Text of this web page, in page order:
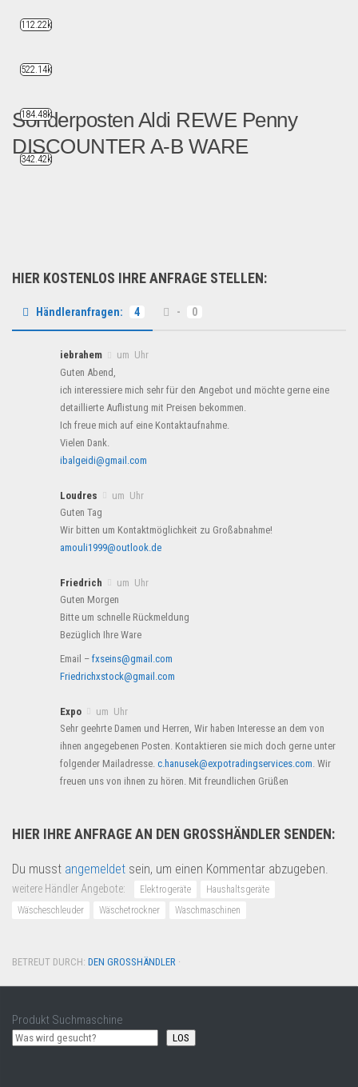
Sonderposten Aldi REWE Penny
DISCOUNTER A-B WARE
HIER KOSTENLOS IHRE ANFRAGE STELLEN:
Händleranfragen: 4 - 0
iebrahem
um Uhr
Guten Abend,
ich interessiere mich sehr für den Angebot und möchte gerne eine
detaillierte Auflistung mit Preisen bekommen.
Ich freue mich auf eine Kontaktaufnahme.
Vielen Dank.
ibalgeidi@gmail.com
Loudres
um Uhr
Guten Tag
Wir bitten um Kontaktmöglichkeit zu Großabnahme!
amouli1999@outlook.de
Friedrich
um Uhr
Guten Morgen
Bitte um schnelle Rückmeldung
Bezüglich Ihre Ware
Email – fxseins@gmail.com
Friedrichxstock@gmail.com
Expo
um Uhr
Sehr geehrte Damen und Herren, Wir haben Interesse an dem von
ihnen angegebenen Posten. Kontaktieren sie mich doch gerne unter
folgender Mailadresse. c.hanusek@expotradingservices.com. Wir
freuen uns von ihnen zu hören. Mit freundlichen Grüßen
HIER IHRE ANFRAGE AN DEN GROSSHÄNDLER SENDEN:
Du musst angemeldet sein, um einen Kommentar abzugeben.
weitere Händler Angebote: Elektrogeräte
Haushaltsgeräte
Wäscheschleuder
Wäschetrockner Waschmaschinen
BETREUT DURCH: DEN GROSSHÄNDLER ·
Produkt Suchmaschine
LOS
112.22k
522.14k
184.48k
342.42k